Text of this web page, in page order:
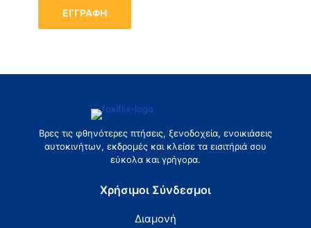
Βρες τις φθηνότερες πτήσεις, ξενοδοχεία, ενοικιάσεις
αυτοκινήτων, εκδρομές και κλείσε τα εισιτήριά σου
εύκολα και γρήγορα.
Χρήσιμοι Σύνδεσμοι
Διαμονή